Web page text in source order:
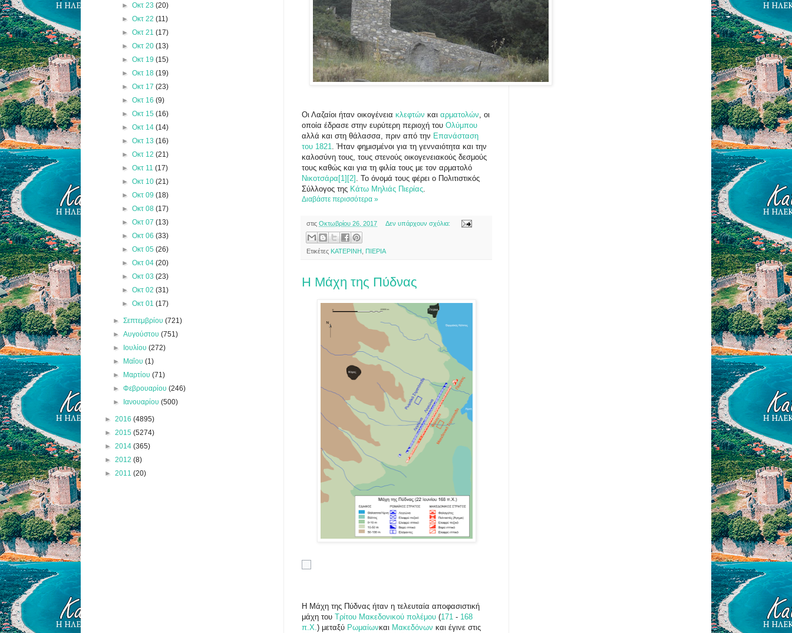
Οι Λαζαίοι ήταν οικογένεια κλεφτών και αρματολών , οι
οποία έδρασε στην ευρύτερη περιοχή του Ολύμπου
αλλά και στη θάλασσα, πριν από την Επανάσταση
του 1821
. Ήταν φημισμένοι για τη γενναιότητα και την
καλοσύνη τους, τους στενούς οικογενειακούς δεσμούς
τους καθώς και για τη φιλία τους με τον αρματολό
Νικοτσάρα[1][2] . Το όνομά τους φέρει ο Πολιτιστικός
Σύλλογος της Κάτω Μηλιάς Πιερίας
Διαβάστε περισσότερα »
στις Οκτωβρίου 26, 2017 Δεν υπάρχουν σχόλια:
Ετικέτες ΚΑΤΕΡΙΝΗ ΠΙΕΡΙΑ
Η Μάχη της Πύδνας
Η Μάχη της Πύδνας ήταν η τελευταία αποφασιστική
μάχη του Τρίτου Μακεδονικού πολέμου (171 - 168
π.Χ.) μεταξύ Ρωμαίωνκαι Μακεδόνων και έγινε στις
► Οκτ 23 (20)
► Οκτ 22 (11)
► Οκτ 21 (17)
► Οκτ 20 (13)
► Οκτ 19 (15)
► Οκτ 18 (19)
► Οκτ 17 (23)
► Οκτ 16 (9)
► Οκτ 15 (16)
► Οκτ 14 (14)
► Οκτ 13 (16)
► Οκτ 12 (21)
► Οκτ 11 (17)
► Οκτ 10 (21)
► Οκτ 09 (18)
► Οκτ 08 (17)
► Οκτ 07 (13)
► Οκτ 06 (33)
► Οκτ 05 (26)
► Οκτ 04 (20)
► Οκτ 03 (23)
► Οκτ 02 (31)
► Οκτ 01 (17)
►Σεπτεμβρίου(721)
►Αυγούστου(751)
► Ιουλίου(272)
► Μαΐου(1)
► Μαρτίου(71)
►Φεβρουαρίου(246)
► Ιανουαρίου(500)
► 2016 (4895)
► 2015 (5274)
► 2014 (365)
► 2012 (8)
► 2011 (20)